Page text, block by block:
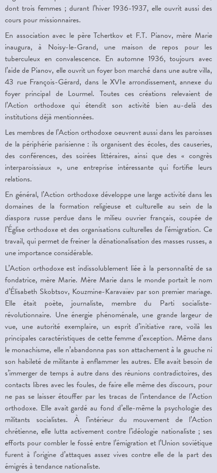
dont trois femmes ; durant l’hiver 1936-1937, elle ouvrit aussi des
cours pour missionnaires.
En association avec le père Tchertkov et F.T. Pianov, mère Marie
inaugura, à Noisy-le-Grand, une maison de repos pour les
tuberculeux en convalescence. En automne 1936, toujours avec
l’aide de Pianov, elle ouvrit un foyer bon marché dans une autre villa,
43 rue François-Gérard, dans leXVIe arrondissement, annexe du
foyer principal de Lourmel. Toutes ces créations relevaient de
l’Action orthodoxe qui étendit son activité bien au-delà des
institutions déjà mentionnées.
Les membres de l’Action orthodoxe oeuvrent aussi dans les paroisses
de la périphérie parisienne : ils organisent des écoles, des causeries,
des conférences, des soirées littéraires, ainsi que des « congrès
interparoissiaux », une entreprise intéressante qui fortifie leurs
relations.
En général, l’Action orthodoxe développe une large activité dans les
domaines de la formation religieuse et culturelle au sein de la
diaspora russe perdue dans le milieu ouvrier français, coupée de
l’Église orthodoxe et des organisations culturelles de l’émigration. Ce
travail, qui permet de freiner la dénationalisation des masses russes, a
une importance considérable.
L’Action orthodoxe est indissolublement liée à la personnalité de sa
fondatrice, mère Marie. Mère Marie dans le monde portait le nom
d’Élisabeth Skobtsov, Kouzmine-Karavaïev par son premier mariage.
Elle était poète, journaliste, membre du Parti socialiste-
révolutionnaire. Une énergie phénoménale, une grande largeur de
vue, une autorité exemplaire, un esprit d’initiative rare, voilà les
principales caractéristiques de cette femme d’exception. Même dans
le monachisme, elle n’abandonna pas son attachement à la gauche ni
son habileté de militante à enflammer les autres. Elle avait besoin de
s’immerger de temps à autre dans des réunions contradictoires, des
contacts libres avec les foules, de faire elle même des discours, pour
ne pas se laisser étouffer par les tracas de l’intendance de l’Action
orthodoxe. Elle avait gardé au fond d’elle-même la psychologie des
militants socialistes. À l’intérieur du mouvement de l’Action
chrétienne, elle lutta activement contre l’idéologie nationaliste ; ses
efforts pour combler le fossé entre l’émigration et l’Union soviétique
furent à l’origine d’attaques assez vives contre elle de la part des
émigrés à tendance nationaliste.